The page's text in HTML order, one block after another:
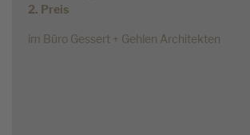
2. Preis
im Büro Gessert + Gehlen Architekten